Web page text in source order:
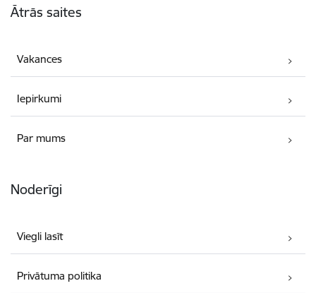
Ātrās saites
Vakances
Iepirkumi
Par mums
Noderīgi
Viegli lasīt
Privātuma politika